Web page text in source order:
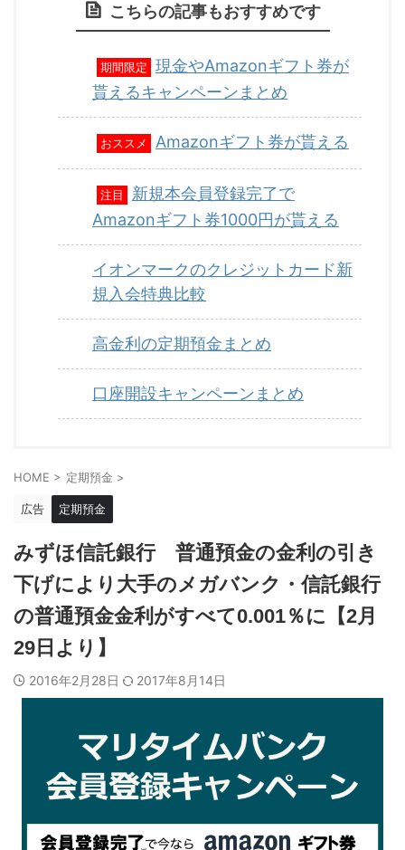
こちらの記事もおすすめです
期間限定
現金やAmazonギフト券が
貰えるキャンペーンまとめ
おススメ Amazonギフト券が貰える
注目
新規本会員登録完了で
Amazonギフト券1000円が貰える
イオンマークのクレジットカード新
規入会特典比較
高金利の定期預金まとめ
口座開設キャンペーンまとめ
HOME > 定期預金 >
広告 定期預金
みずほ信託銀行 普通預金の金利の引き
下げにより大手のメガバンク・信託銀行
の普通預金金利がすべて0.001％に【2月
29日より】
2016年2月28日 2017年8月14日